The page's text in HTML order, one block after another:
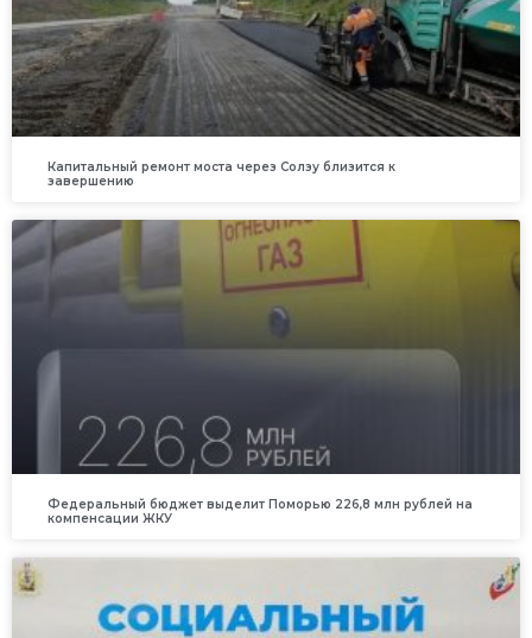
Капитальный ремонт моста через Солзу близится к
завершению
Федеральный бюджет выделит Поморью 226,8 млн рублей на
компенсации ЖКУ